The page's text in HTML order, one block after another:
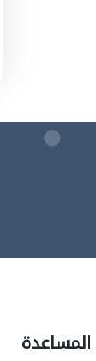
المساعدة